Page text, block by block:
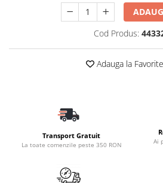
Tavite Portbagaj Dedicate
Covorase Auto/ Presuri Auto
Accesorii Siguranta Auto
Incarcatoare Auto
Accesorii pentru Roti si Anvelope
Husa Anvelope
Organizatoare Auto
Cod Produs:
Adauga la Favorite
Transport Gratuit
La toate comenzile peste 350 RON
Ai